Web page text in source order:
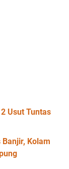
Usut Tuntas
Kolam